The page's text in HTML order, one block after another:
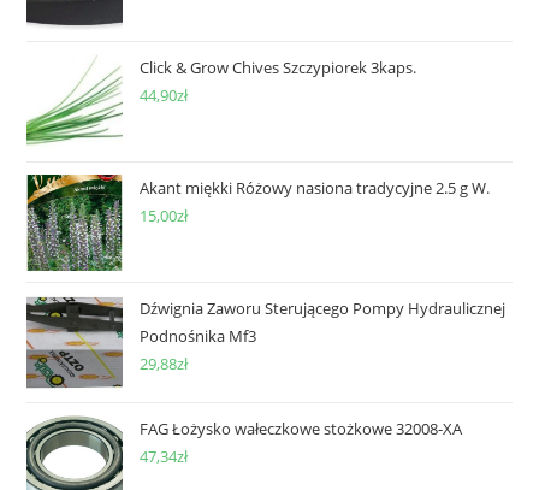
Click & Grow Chives Szczypiorek 3kaps.
44,90zł
Akant miękki Różowy nasiona tradycyjne 2.5 g W.
15,00zł
Dźwignia Zaworu Sterującego Pompy Hydraulicznej
Podnośnika Mf3
29,88zł
FAG Łożysko wałeczkowe stożkowe 32008-XA
47,34zł